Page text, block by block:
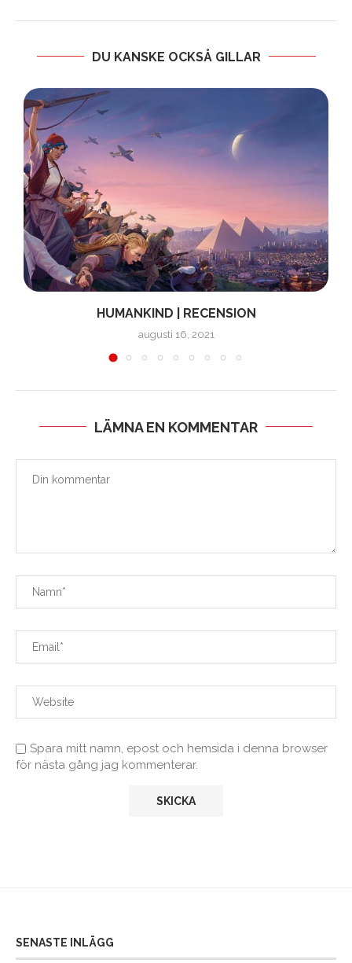
DU KANSKE OCKSÅ GILLAR
HUMANKIND | RECENSION
augusti 16, 2021
LÄMNA EN KOMMENTAR
Spara mitt namn, epost och hemsida i denna browser
för nästa gång jag kommenterar.
SENASTE INLÄGG